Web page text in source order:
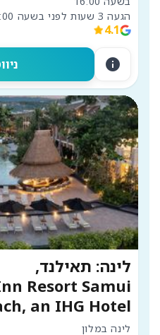
הגעה 3 שעות לפני בשעה 13:00 לצק אין
4.1
info
לינה: תאילנד,
Resort Samui
an IHG Hotel